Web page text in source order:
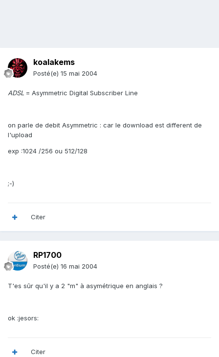
koalakems
Posté(e) 15 mai 2004
ADSL = Asymmetric Digital Subscriber Line
on parle de debit Asymmetric : car le download est different de
l'upload
exp :1024 /256 ou 512/128
;-)
Citer
RP1700
Posté(e) 16 mai 2004
T'es sûr qu'il y a 2 "m" à asymétrique en anglais ?
ok :jesors:
Citer